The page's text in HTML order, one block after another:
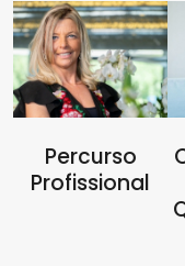
Percurso
Profissional